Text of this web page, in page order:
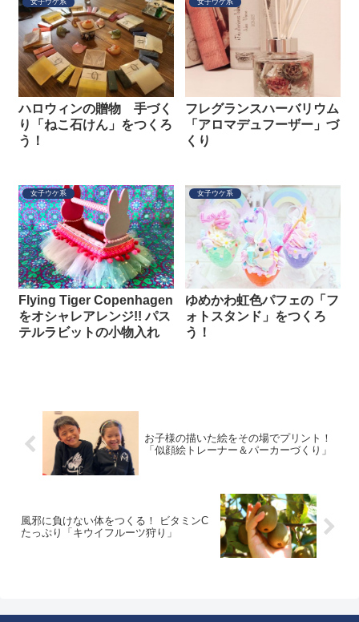
女子ウケ系
ハロウィンの贈物 手づく
り「ねこ石けん」をつくろ
う！
女子ウケ系
フレグランスハーバリウム
「アロマデュフーザー」づ
くり
女子ウケ系
Flying Tiger Copenhagen
をオシャレアレンジ!! パス
テルラビットの小物入れ
女子ウケ系
ゆめかわ虹色パフェの「フ
ォトスタンド」をつくろ
う！
お子様の描いた絵をその場でプリント！
「似顔絵トレーナー＆パーカーづくり」
風邪に負けない体をつくる！ ビタミンC
たっぷり「キウイフルーツ狩り」